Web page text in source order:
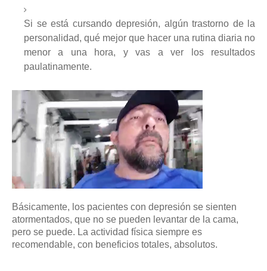
Si se está cursando depresión, algún trastorno de la
personalidad, qué mejor que hacer una rutina diaria no
menor a una hora, y vas a ver los resultados
paulatinamente.
Básicamente, los pacientes con depresión se sienten
atormentados, que no se pueden levantar de la cama,
pero se puede. La actividad física siempre es
recomendable, con beneficios totales, absolutos.